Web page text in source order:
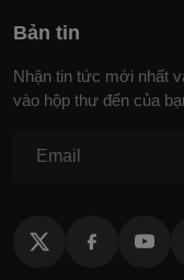
Bản tin
Nhận tin tức mới nhất
vào hộp thư đến của